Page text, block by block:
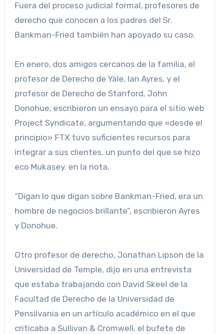
Fuera del proceso judicial formal, profesores de
derecho que conocen a los padres del Sr.
Bankman-Fried también han apoyado su caso.
En enero, dos amigos cercanos de la familia, el
profesor de Derecho de Yale, Ian Ayres, y el
profesor de Derecho de Stanford, John
Donohue, escribieron un ensayo para el sitio web
Project Syndicate, argumentando que «desde el
principio» FTX tuvo suficientes recursos para
integrar a sus clientes, un punto del que se hizo
eco Mukasey. en la nota.
“Digan lo que digan sobre Bankman-Fried, era un
hombre de negocios brillante”, escribieron Ayres
y Donohue.
Otro profesor de derecho, Jonathan Lipson de la
Universidad de Temple, dijo en una entrevista
que estaba trabajando con David Skeel de la
Facultad de Derecho de la Universidad de
Pensilvania en un artículo académico en el que
criticaba a Sullivan & Cromwell, el bufete de